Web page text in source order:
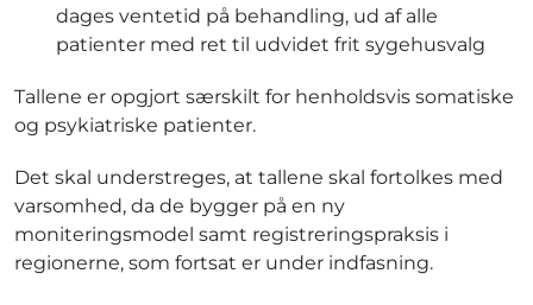
dages ventetid på behandling, ud af alle
patienter med ret til udvidet frit sygehusvalg
Tallene er opgjort særskilt for henholdsvis somatiske
og psykiatriske patienter.
Det skal understreges, at tallene skal fortolkes med
varsomhed, da de bygger på en ny
moniteringsmodel samt registreringspraksis i
regionerne, som fortsat er under indfasning.